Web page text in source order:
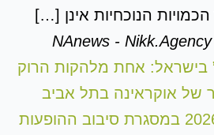
הנוכחיות אינן […]
NAnews -
בישראל: אחת מלהקות הרוק
של אוקראינה בתל אביב
ב-13 במרץ 2026 במסגרת סיבוב ההופעות